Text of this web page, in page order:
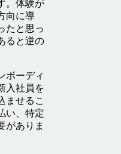
。体験が
向に導
たと思っ
ると逆の
ボーディ
入社員を
ませるこ
い、特定
がありま